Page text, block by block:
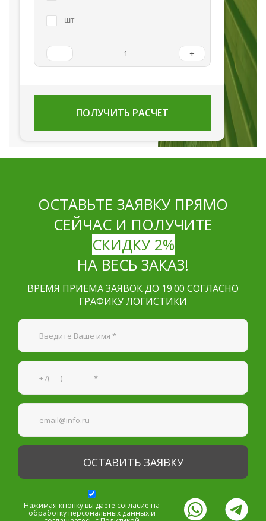
шт
- +
ПОЛУЧИТЬ РАСЧЕТ
Я согласен наобработку персональных данных
ОСТАВЬТЕ ЗАЯВКУ ПРЯМО
СЕЙЧАС И ПОЛУЧИТЕ
СКИДКУ 2%
НА ВЕСЬ ЗАКАЗ!
ВРЕМЯ ПРИЕМА ЗАЯВОК ДО 19.00 СОГЛАСНО
ГРАФИКУ ЛОГИСТИКИ
Нажимая кнопку вы даете согласие на
обработку персональных данных и